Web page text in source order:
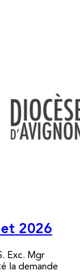
2026
Exc. Mgr
la demande